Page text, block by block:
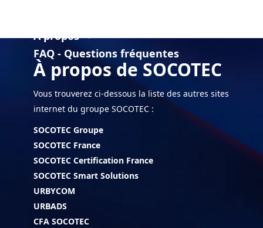
À proposarrow_drop_down
FAQ - Questions fréquentes
À propos de SOCOTEC
Vous trouverez ci-dessous la liste des autres sites
internet du groupe SOCOTEC :
SOCOTEC Groupe
SOCOTEC France
SOCOTEC Certification France
SOCOTEC Smart Solutions
URBYCOM
URBADS
CFA SOCOTEC